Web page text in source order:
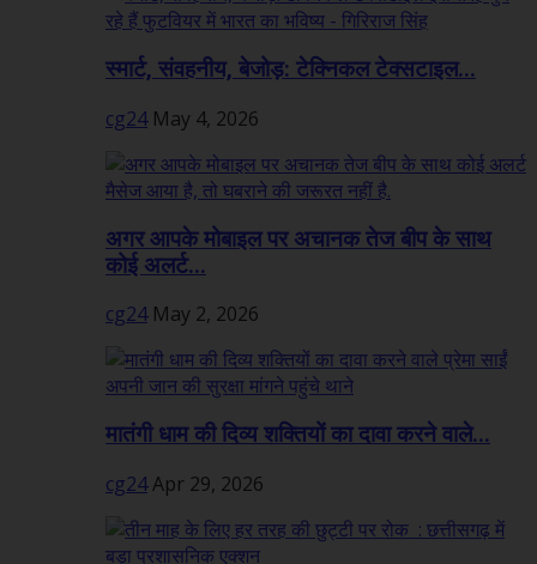
स्मार्ट, संवहनीय, बेजोड़: टेक्निकल टेक्सटाइल...
cg24 May 4, 2026
अगर आपके मोबाइल पर अचानक तेज बीप के साथ
कोई अलर्ट...
cg24 May 2, 2026
मातंगी धाम की दिव्य शक्तियों का दावा करने वाले...
cg24Apr 29, 2026